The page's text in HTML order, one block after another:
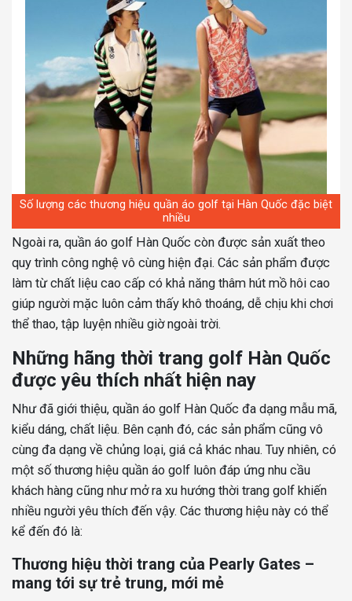
Số lượng các thương hiệu quần áo golf tại Hàn Quốc đặc biệt
nhiều
Ngoài ra, quần áo golf Hàn Quốc còn được sản xuất theo
quy trình công nghệ vô cùng hiện đại. Các sản phẩm được
làm từ chất liệu cao cấp có khả năng thâm hút mồ hôi cao
giúp người mặc luôn cảm thấy khô thoáng, dễ chịu khi chơi
thể thao, tập luyện nhiều giờ ngoài trời.
Những hãng thời trang golf Hàn Quốc
được yêu thích nhất hiện nay
Như đã giới thiệu, quần áo golf Hàn Quốc đa dạng mẫu mã,
kiểu dáng, chất liệu. Bên cạnh đó, các sản phẩm cũng vô
cùng đa dạng về chủng loại, giá cả khác nhau. Tuy nhiên, có
một số thương hiệu quần áo golf luôn đáp ứng nhu cầu
khách hàng cũng như mở ra xu hướng thời trang golf khiến
nhiều người yêu thích đến vậy. Các thương hiệu này có thể
kể đến đó là:
Thương hiệu thời trang của Pearly Gates –
mang tới sự trẻ trung, mới mẻ